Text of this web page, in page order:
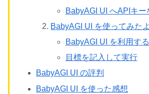
BabyAGI UI へAPIキー
BabyAGI UI を使ってみたよ
BabyAGI UI を利用す
目標を記入して実行
BabyAGI UI の評判
BabyAGI UI を使った感想